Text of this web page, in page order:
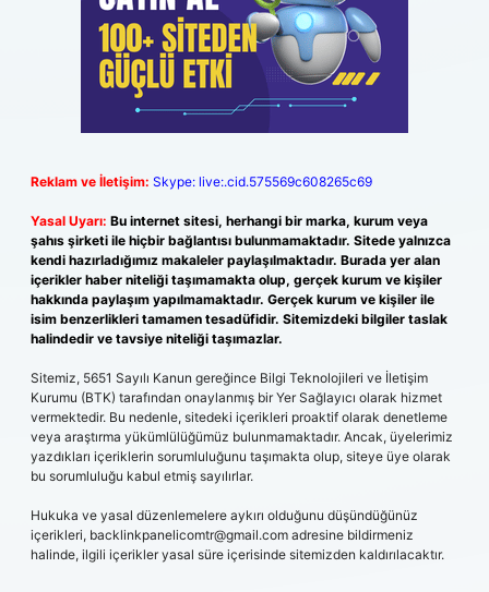
Reklam ve İletişim: Skype: live:.cid.575569c608265c69
Yasal Uyarı: Bu internet sitesi, herhangi bir marka, kurum veya
şahıs şirketi ile hiçbir bağlantısı bulunmamaktadır. Sitede yalnızca
kendi hazırladığımız makaleler paylaşılmaktadır. Burada yer alan
içerikler haber niteliği taşımamakta olup, gerçek kurum ve kişiler
hakkında paylaşım yapılmamaktadır. Gerçek kurum ve kişiler ile
isim benzerlikleri tamamen tesadüfidir. Sitemizdeki bilgiler taslak
halindedir ve tavsiye niteliği taşımazlar.
Sitemiz, 5651 Sayılı Kanun gereğince Bilgi Teknolojileri ve İletişim
Kurumu (BTK) tarafından onaylanmış bir Yer Sağlayıcı olarak hizmet
vermektedir. Bu nedenle, sitedeki içerikleri proaktif olarak denetleme
veya araştırma yükümlülüğümüz bulunmamaktadır. Ancak, üyelerimiz
yazdıkları içeriklerin sorumluluğunu taşımakta olup, siteye üye olarak
bu sorumluluğu kabul etmiş sayılırlar.
Hukuka ve yasal düzenlemelere aykırı olduğunu düşündüğünüz
içerikleri, backlinkpanelicomtr@gmail.com adresine bildirmeniz
halinde, ilgili içerikler yasal süre içerisinde sitemizden kaldırılacaktır.